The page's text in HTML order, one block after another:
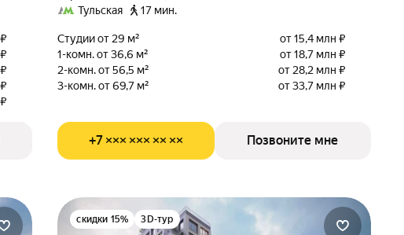
Тульская
17 мин.
Студии от 29 м²
от 15,4 млн ₽
1-комн. от 36,6 м²
от 18,7 млн ₽
2-комн. от 56,5 м²
от 28,2 млн ₽
3-комн. от 69,7 м²
от 33,7 млн ₽
+7 ××× ××× ×× ×× Позвоните мне
скидки 15% 3D-тур